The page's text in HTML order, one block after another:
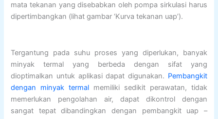
mata tekanan yang disebabkan oleh pompa sirkulasi harus
dipertimbangkan (lihat gambar ‘Kurva tekanan uap’).
Tergantung pada suhu proses yang diperlukan, banyak
minyak termal yang berbeda dengan sifat yang
dioptimalkan untuk aplikasi dapat digunakan. Pembangkit
dengan minyak termal memiliki sedikit perawatan, tidak
memerlukan pengolahan air, dapat dikontrol dengan
sangat tepat dibandingkan dengan pembangkit uap –